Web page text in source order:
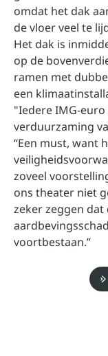
omdat het dak
de vloer veel te
Het dak is
op de
ramen met
een
"Iedere IMG-
verduurzaming
“Een must, want
zoveel
ons theater niet
zeker zeggen
voortbestaan.”